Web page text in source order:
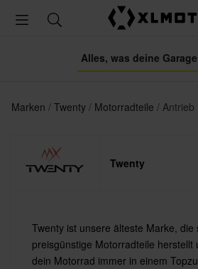
Alles, was deine
Marken Twenty Motorradteile Antrieb
Twenty
Twenty ist unsere älteste Marke, die
preisgünstige Motorradteile herstellt
dein Motorrad immer in einem